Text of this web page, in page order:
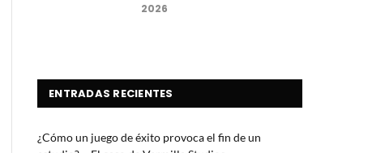
7.5
2026
ENTRADAS RECIENTES
¿Cómo un juego de éxito provoca el fin de un